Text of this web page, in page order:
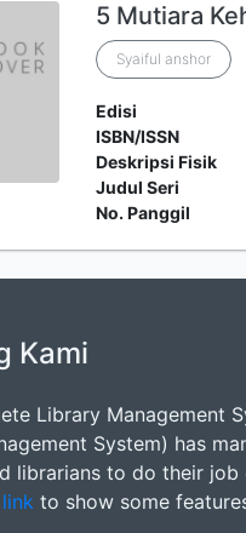
5 Mutiara
Syaiful anshor
Edisi
ISBN/ISSN
Deskripsi Fisik
Judul Seri
No. Panggil
Kami
Library Management
System) has
librarians to do their job
to show some